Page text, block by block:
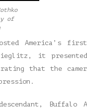
of
America’s first
it
that the
Buffalo